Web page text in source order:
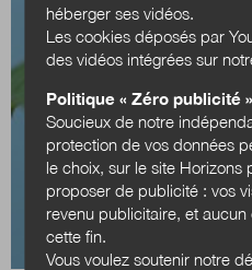
héberger ses vidéos.
Les cookies déposés par
des vidéos intégrées sur
Politique « Zéro publicité »
Soucieux de notre
protection de vos données
le choix, sur le site Horizons
proposer de publicité : vos
revenu publicitaire, et aucun
cette fin.
Vous voulez soutenir notre